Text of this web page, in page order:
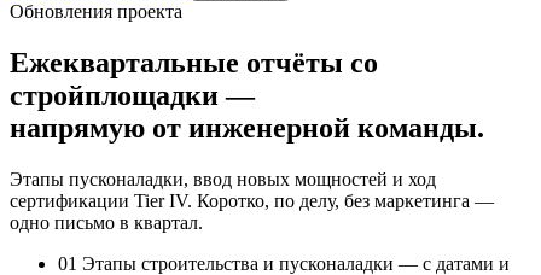
Обновления проекта
Ежеквартальные отчёты со
стройплощадки —
напрямую от инженерной команды.
Этапы пусконаладки, ввод новых мощностей и ход
сертификации Tier IV. Коротко, по делу, без маркетинга —
одно письмо в квартал.
01 Этапы строительства и пусконаладки — с датами и